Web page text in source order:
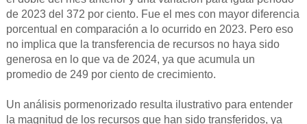
de 2023 del 372 por ciento. Fue el mes con mayor diferencia
porcentual en comparación a lo ocurrido en 2023. Pero eso
no implica que la transferencia de recursos no haya sido
generosa en lo que va de 2024, ya que acumula un
promedio de 249 por ciento de crecimiento.
Un análisis pormenorizado resulta ilustrativo para entender
la magnitud de los recursos que han sido transferidos, ya